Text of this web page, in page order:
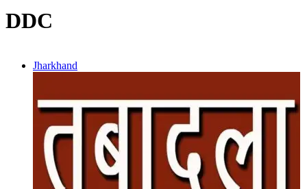
DDC
Jharkhand